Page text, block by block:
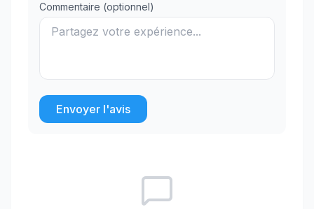
Commentaire (optionnel)
Envoyer l'avis